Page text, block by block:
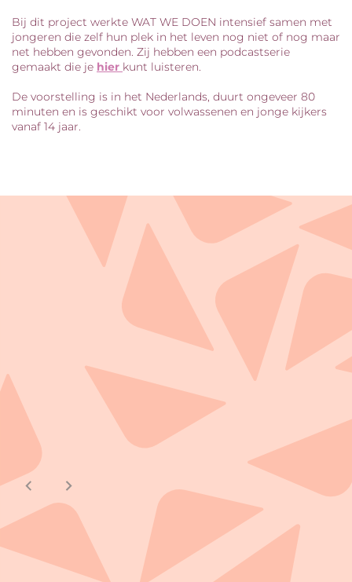
Bij dit project werkte WAT WE DOEN intensief samen met
jongeren die zelf hun plek in het leven nog niet of nog maar
net hebben gevonden. Zij hebben een podcastserie
gemaakt die je hier kunt luisteren.
De voorstelling is in het Nederlands, duurt ongeveer 80
minuten en is geschikt voor volwassenen en jonge kijkers
vanaf 14 jaar.